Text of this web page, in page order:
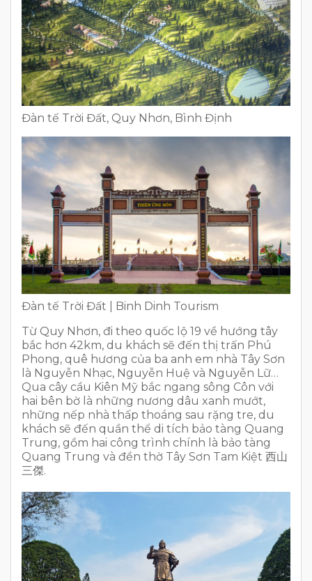
Đàn tế Trời Đất, Quy Nhơn, Bình Định
Đàn tế Trời Đất | Binh Dinh Tourism
Từ Quy Nhơn, đi theo quốc lộ 19 về hướng tây
bắc hơn 42km, du khách sẽ đến thị trấn Phú
Phong, quê hương của ba anh em nhà Tây Sơn
là Nguyễn Nhạc, Nguyễn Huệ và Nguyễn Lữ…
Qua cây cầu Kiên Mỹ bắc ngang sông Côn với
hai bên bờ là những nương dâu xanh mướt,
những nếp nhà thấp thoáng sau rặng tre, du
khách sẽ đến quần thể di tích bảo tàng Quang
Trung, gồm hai công trình chính là bảo tàng
Quang Trung và đền thờ Tây Sơn Tam Kiệt 西山
三傑.